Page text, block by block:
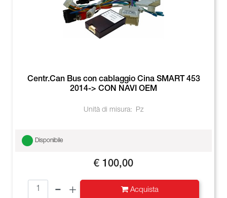
Centr.Can Bus con cablaggio Cina SMART 453
2014-> CON NAVI OEM
Unità di misura: Pz
Disponibile
€ 100,00
Acquista